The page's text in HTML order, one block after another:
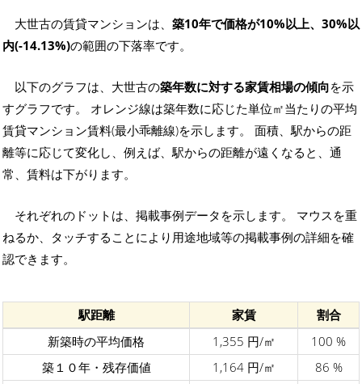
大世古の賃貸マンションは、 築10年で価格が10%以上、30%以
内(-14.13%)の範囲の下落率です。
以下のグラフは、大世古の築年数に対する家賃相場の傾向を示
すグラフです。 オレンジ線は築年数に応じた単位㎡当たりの平均
賃貸マンション賃料(最小乖離線)を示します。 面積、駅からの距
離等に応じて変化し、例えば、駅からの距離が遠くなると、通
常、賃料は下がります。
それぞれのドットは、掲載事例データを示します。 マウスを重
ねるか、タッチすることにより用途地域等の掲載事例の詳細を確
認できます。
駅距離 家賃
割合
新築時の平均価格
1,355 円/㎡
100 %
築１０年・残存価値
1,164 円/㎡
86 %